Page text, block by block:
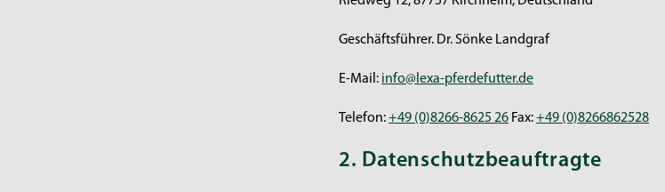
Geschäftsführer. Dr. Sönke Landgraf
E-Mail: info@lexa-pferdefutter.de
Telefon:+49 (0)8266-8625 26 Fax:+49 (0)8266862528
2. Datenschutzbeauftragte